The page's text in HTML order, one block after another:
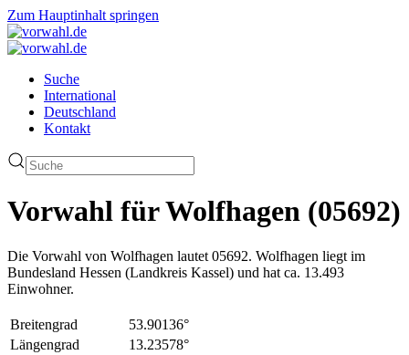
Zum Hauptinhalt springen
Suche
International
Deutschland
Kontakt
Vorwahl für Wolfhagen (05692)
Die Vorwahl von Wolfhagen lautet 05692. Wolfhagen liegt im
Bundesland Hessen (Landkreis Kassel) und hat ca. 13.493
Einwohner.
Breitengrad
53.90136°
Längengrad
13.23578°